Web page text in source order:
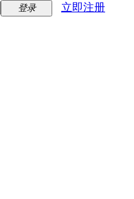
登录
立即注册